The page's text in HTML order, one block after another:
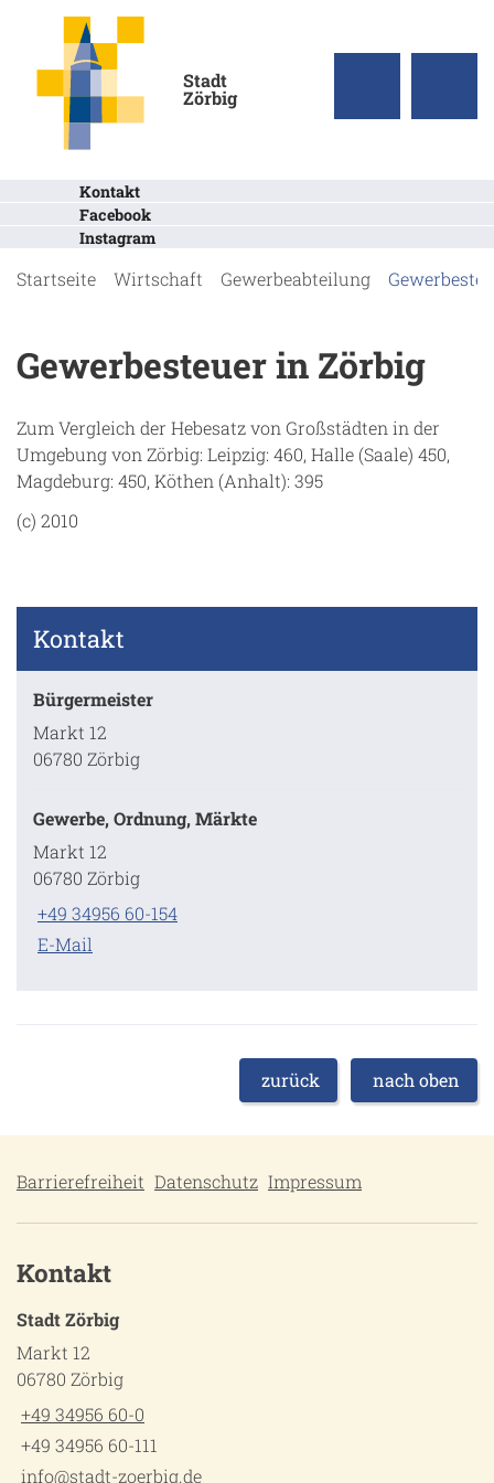
Stadt
Zörbig
Kontakt
Facebook
Instagram
Startseite Wirtschaft Gewerbeabteilung
Gewerbesteuer in Zörbig
Zum Vergleich der Hebesatz von Großstädten in der
Umgebung von Zörbig: Leipzig: 460, Halle (Saale) 450,
Magdeburg: 450, Köthen (Anhalt): 395
(c) 2010
Kontakt
Bürgermeister
Markt 12
06780 Zörbig
Gewerbe, Ordnung, Märkte
Markt 12
06780 Zörbig
+49 34956 60-154
E-Mail
zurück nach oben
Barrierefreiheit Datenschutz Impressum
Kontakt
Stadt Zörbig
Markt 12
06780 Zörbig
+49 34956 60-0
+49 34956 60-111
info@stadt-zoerbig.de